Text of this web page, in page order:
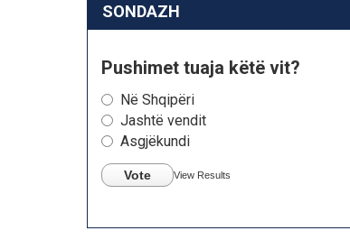
SONDAZH
Pushimet tuaja këtë vit?
Në Shqipëri
Jashtë vendit
Asgjëkundi
Vote View Results